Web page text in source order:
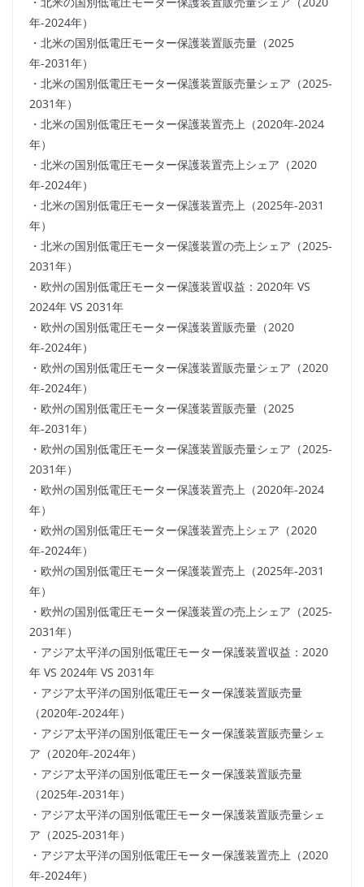
年-2024年）
・北米の国別低電圧モーター保護装置販売量（2025
年-2031年）
・北米の国別低電圧モーター保護装置販売量シェア（2025-
2031年）
・北米の国別低電圧モーター保護装置売上（2020年-2024
年）
・北米の国別低電圧モーター保護装置売上シェア（2020
年-2024年）
・北米の国別低電圧モーター保護装置売上（2025年-2031
年）
・北米の国別低電圧モーター保護装置の売上シェア（2025-
2031年）
・欧州の国別低電圧モーター保護装置収益：2020年 VS
2024年 VS 2031年
・欧州の国別低電圧モーター保護装置販売量（2020
年-2024年）
・欧州の国別低電圧モーター保護装置販売量シェア（2020
年-2024年）
・欧州の国別低電圧モーター保護装置販売量（2025
年-2031年）
・欧州の国別低電圧モーター保護装置販売量シェア（2025-
2031年）
・欧州の国別低電圧モーター保護装置売上（2020年-2024
年）
・欧州の国別低電圧モーター保護装置売上シェア（2020
年-2024年）
・欧州の国別低電圧モーター保護装置売上（2025年-2031
年）
・欧州の国別低電圧モーター保護装置の売上シェア（2025-
2031年）
・アジア太平洋の国別低電圧モーター保護装置収益：2020
年 VS 2024年 VS 2031年
・アジア太平洋の国別低電圧モーター保護装置販売量
（2020年-2024年）
・アジア太平洋の国別低電圧モーター保護装置販売量シェ
ア（2020年-2024年）
・アジア太平洋の国別低電圧モーター保護装置販売量
（2025年-2031年）
・アジア太平洋の国別低電圧モーター保護装置販売量シェ
ア（2025-2031年）
・アジア太平洋の国別低電圧モーター保護装置売上（2020
年-2024年）